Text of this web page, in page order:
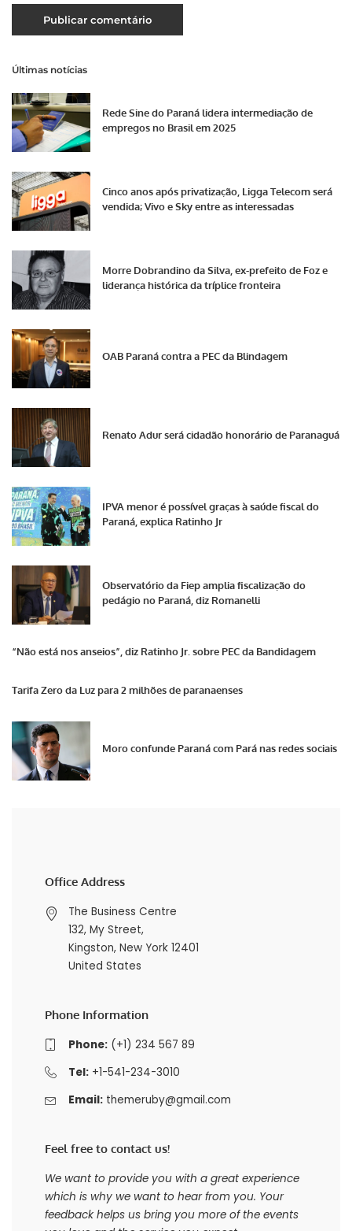
Últimas notícias
Rede Sine do Paraná lidera intermediação de
empregos no Brasil em 2025
Cinco anos após privatização, Ligga Telecom será
vendida; Vivo e Sky entre as interessadas
Morre Dobrandino da Silva, ex-prefeito de Foz e
liderança histórica da tríplice fronteira
OAB Paraná contra a PEC da Blindagem
Renato Adur será cidadão honorário de Paranaguá
IPVA menor é possível graças à saúde fiscal do
Paraná, explica Ratinho Jr
Observatório da Fiep amplia fiscalização do
pedágio no Paraná, diz Romanelli
“Não está nos anseios”, diz Ratinho Jr. sobre PEC da Bandidagem
Tarifa Zero da Luz para 2 milhões de paranaenses
Moro confunde Paraná com Pará nas redes sociais
Office Address
The Business Centre
132, My Street,
Kingston, New York 12401
United States
Phone Information
Phone:(+1) 234 567 89
Tel:+1-541-234-3010
Email: themeruby@gmail.com
Feel free to contact us!
We want to provide you with a great experience
which is why we want to hear from you. Your
feedback helps us bring you more of the events